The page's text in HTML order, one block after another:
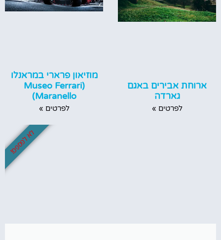
ארוחת אבירים באגם
גארדה
לפרטים »
מוזיאון פרארי במראנלו
(Museo Ferrari
Maranello)
לפרטים »
לא לפספס!